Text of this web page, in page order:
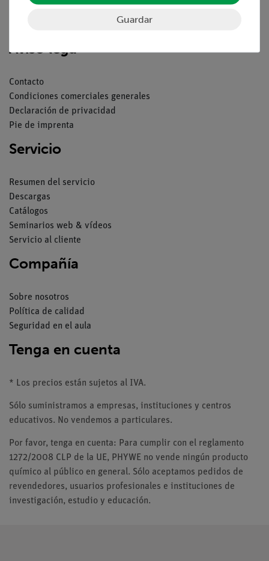
Aviso lega
Contacto
Condiciones comerciales generales
Declaración de privacidad
Pie de imprenta
Servicio
Resumen del servicio
Descargas
Catálogos
Seminarios web & vídeos
Servicio al cliente
Compañía
Sobre nosotros
Política de calidad
Seguridad en el aula
Tenga en cuenta
* Los precios están sujetos al IVA.
Sólo suministramos a empresas, instituciones y centros
educativos. No vendemos a particulares.
Por favor, tenga en cuenta: Para cumplir con el reglamento
1272/2008 CLP de la UE, PHYWE no vende ningún producto
químico al público en general. Sólo aceptamos pedidos de
revendedores, usuarios profesionales e instituciones de
investigación, estudio y educación.
Guardar